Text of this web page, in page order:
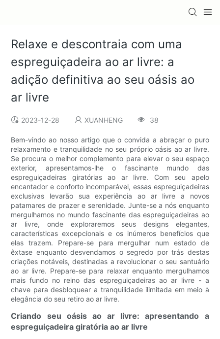
Relaxe e descontraia com uma
espreguiçadeira ao ar livre: a
adição definitiva ao seu oásis ao
ar livre
2023-12-28 XUANHENG 38
Bem-vindo ao nosso artigo que o convida a abraçar o puro
relaxamento e tranquilidade no seu próprio oásis ao ar livre.
Se procura o melhor complemento para elevar o seu espaço
exterior, apresentamos-lhe o fascinante mundo das
espreguiçadeiras giratórias ao ar livre. Com seu apelo
encantador e conforto incomparável, essas espreguiçadeiras
exclusivas levarão sua experiência ao ar livre a novos
patamares de prazer e serenidade. Junte-se a nós enquanto
mergulhamos no mundo fascinante das espreguiçadeiras ao
ar livre, onde exploraremos seus designs elegantes,
características excepcionais e os inúmeros benefícios que
elas trazem. Prepare-se para mergulhar num estado de
êxtase enquanto desvendamos o segredo por trás destas
criações notáveis, destinadas a revolucionar o seu santuário
ao ar livre. Prepare-se para relaxar enquanto mergulhamos
mais fundo no reino das espreguiçadeiras ao ar livre - a
chave para desbloquear a tranquilidade ilimitada em meio à
elegância do seu retiro ao ar livre.
Criando seu oásis ao ar livre: apresentando a
espreguiçadeira giratória ao ar livre